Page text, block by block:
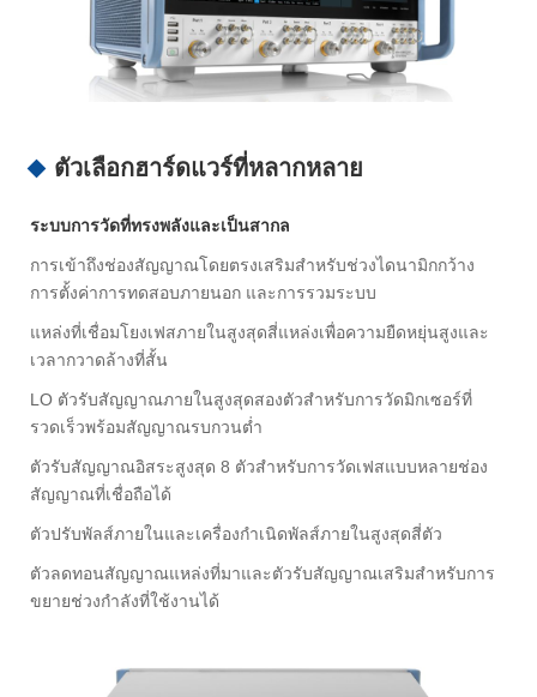
ตัวเลือกฮาร์ดแวร์ที่หลากหลาย
ระบบการวัดที่ทรงพลังและเป็นสากล
การเข้าถึงช่องสัญญาณโดยตรงเสริมสำหรับช่วงไดนามิกกว้าง
การตั้งค่าการทดสอบภายนอก และการรวมระบบ
แหล่งที่เชื่อมโยงเฟสภายในสูงสุดสี่แหล่งเพื่อความยืดหยุ่นสูงและ
เวลากวาดล้างที่สั้น
LO ตัวรับสัญญาณภายในสูงสุดสองตัวสำหรับการวัดมิกเซอร์ที่
รวดเร็วพร้อมสัญญาณรบกวนต่ำ
ตัวรับสัญญาณอิสระสูงสุด 8 ตัวสำหรับการวัดเฟสแบบหลายช่อง
สัญญาณที่เชื่อถือได้
ตัวปรับพัลส์ภายในและเครื่องกำเนิดพัลส์ภายในสูงสุดสี่ตัว
ตัวลดทอนสัญญาณแหล่งที่มาและตัวรับสัญญาณเสริมสำหรับการ
ขยายช่วงกำลังที่ใช้งานได้